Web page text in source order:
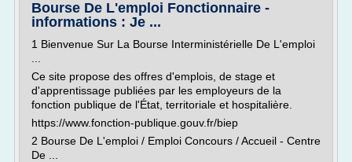
Bourse De L'emploi Fonctionnaire -
informations : Je ...
1 Bienvenue Sur La Bourse Interministérielle De L'emploi
Ce site propose des offres d'emplois, de stage et
d'apprentissage publiées par les employeurs de la
fonction publique de l'État, territoriale et hospitalière.
https://www.fonction-publique.gouv.fr/biep
2 Bourse De L'emploi / Emploi Concours / Accueil - Centre
De ...